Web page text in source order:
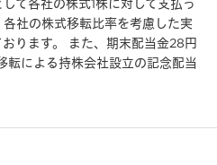
て各社の株式1株に対して支払っ
社の株式移転比率を考慮した実
ります。 また、期末配当金28円
による持株会社設立の記念配当